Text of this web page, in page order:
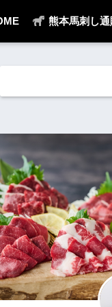
熊本馬刺し